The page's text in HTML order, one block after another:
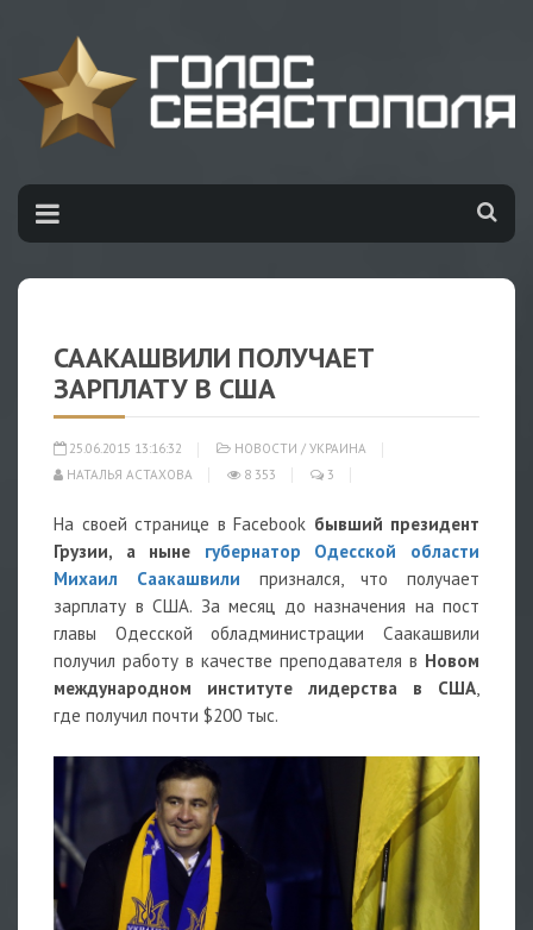
СААКАШВИЛИ ПОЛУЧАЕТ
ЗАРПЛАТУ В США
25.06.2015 13:16:32 НОВОСТИ / УКРАИНА
НАТАЛЬЯ АСТАХОВА
8 353 3
На своей странице в Facebook бывший президент
Грузии, а ныне губернатор Одесской области
Михаил Саакашвили
признался, что получает
зарплату в США. За месяц до назначения на пост
главы Одесской обладминистрации Саакашвили
получил работу в качестве преподавателя в Новом
международном институте лидерства в США,
где получил почти $200 тыс.